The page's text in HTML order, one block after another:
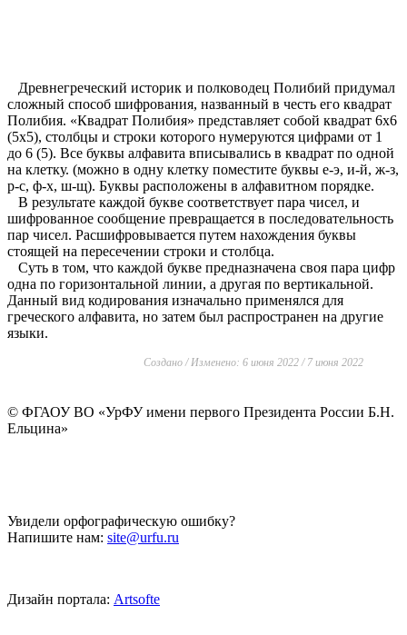
Древнегреческий историк и полководец Полибий придумал
сложный способ шифрования, названный в честь его квадрат
Полибия. «Квадрат Полибия» представляет собой квадрат 6х6
(5x5), столбцы и строки которого нумеруются цифрами от 1
до 6 (5). Все буквы алфавита вписывались в квадрат по одной
на клетку. (можно в одну клетку поместите буквы е-э, и-й, ж-з,
р-с, ф-х, ш-щ). Буквы расположены в алфавитном порядке.
В результате каждой букве соответствует пара чисел, и
шифрованное сообщение превращается в последовательность
пар чисел. Расшифровывается путем нахождения буквы
стоящей на пересечении строки и столбца.
Суть в том, что каждой букве предназначена своя пара цифр
одна по горизонтальной линии, а другая по вертикальной.
Данный вид кодирования изначально применялся для
греческого алфавита, но затем был распространен на другие
языки.
Создано / Изменено: 6 июня 2022 / 7 июня 2022
© ФГАОУ ВО «УрФУ имени первого Президента России Б.Н.
Ельцина»
Увидели орфографическую ошибку?
Напишите нам: site@urfu.ru
Дизайн портала: Artsofte